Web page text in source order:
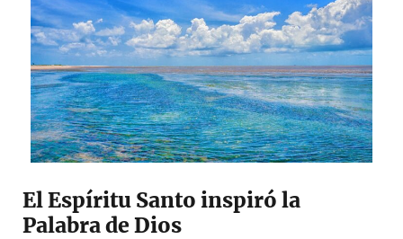
El Espíritu Santo inspiró la
Palabra de Dios